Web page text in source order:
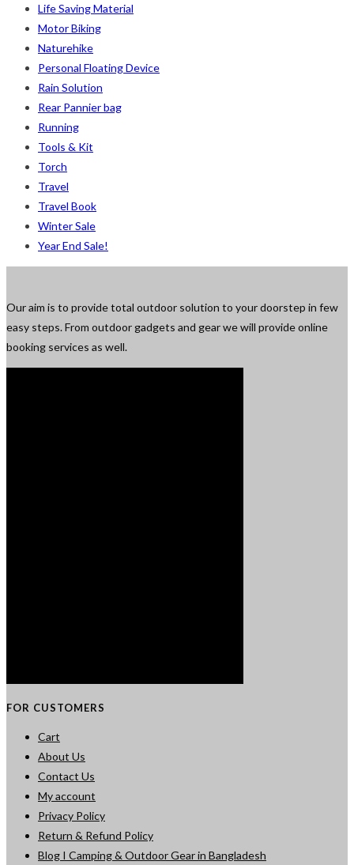
Life Saving Material
Motor Biking
Naturehike
Personal Floating Device
Rain Solution
Rear Pannier bag
Running
Tools & Kit
Torch
Travel
Travel Book
Winter Sale
Year End Sale!
Our aim is to provide total outdoor solution to your doorstep in few
easy steps. From outdoor gadgets and gear we will provide online
booking services as well.
FOR CUSTOMERS
Cart
About Us
Contact Us
My account
Privacy Policy
Return & Refund Policy
Blog I Camping & Outdoor Gear in Bangladesh